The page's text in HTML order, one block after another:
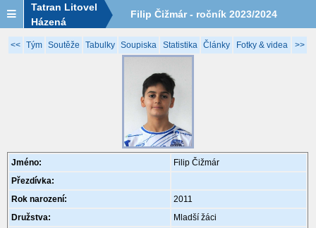
Tatran Litovel
Házená
Filip Čižmár - ročník 2023/2024
<< Tým Soutěže Tabulky Soupiska Statistika Články Fotky & videa >>
Jméno:
Filip Čižmár
Přezdívka:
Rok narození:
2011
Družstva:
Mladší žáci